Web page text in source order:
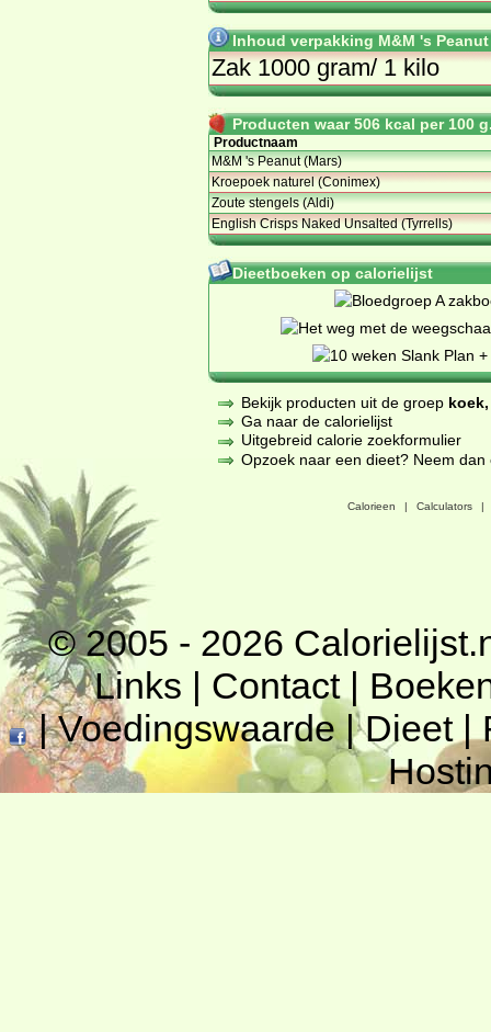
Inhoud verpakking M&M 's
Zak 1000 gram/ 1 kilo
Producten waar 506 kcal per 100
Productnaam
M&M 's Peanut (Mars)
Kroepoek naturel (Conimex)
Zoute stengels (Aldi)
English Crisps Naked Unsalted (Tyrrells)
Dieetboeken op calorielijst
Bekijk producten uit de groep
Ga naar de calorielijst
Uitgebreid calorie zoekformulier
Opzoek naar een dieet? Neem
Calorieen | Calculators |
© 2005 - 2026
Links | Contact|
|Voedingswaarde|Dieet|